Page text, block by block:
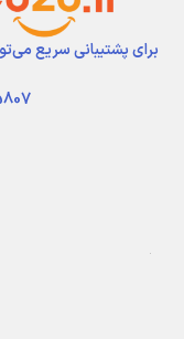
برای پشتیبانی سریع